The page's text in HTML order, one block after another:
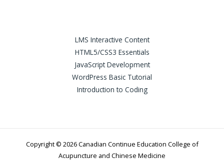
LMS Interactive Content
HTML5/CSS3 Essentials
JavaScript Development
WordPress Basic Tutorial
Introduction to Coding
Copyright © 2026 Canadian Continue Education College of
Acupuncture and Chinese Medicine